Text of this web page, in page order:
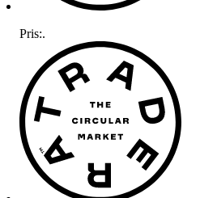
Pris:.